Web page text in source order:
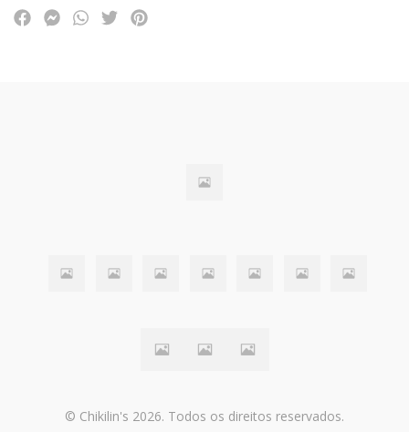
© Chikilin's 2026. Todos os direitos reservados.